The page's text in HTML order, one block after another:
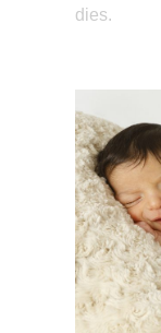
dies.